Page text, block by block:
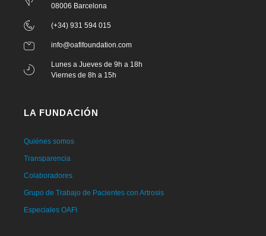
08006 Barcelona
(+34) 931 594 015
info@oafifoundation.com
Lunes a Jueves de 9h a 18h
Viernes de 8h a 15h
LA FUNDACIÓN
Quiénes somos
Transparencia
Colaboradores
Grupo de Trabajo de Pacientes con Artrosis
Especiales OAFI